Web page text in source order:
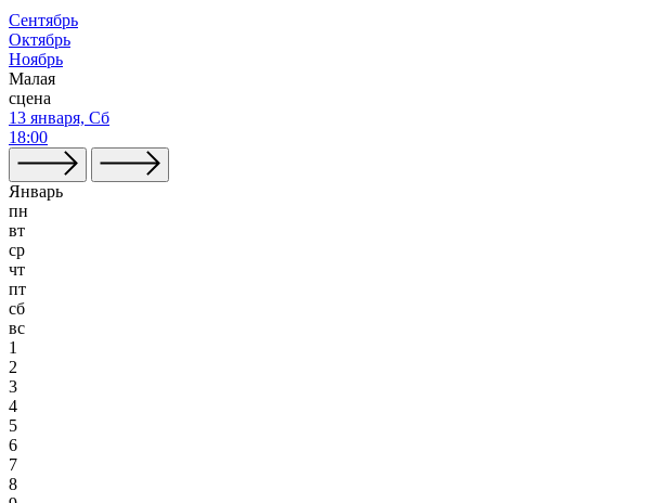
Сентябрь
Октябрь
Ноябрь
Малая
сцена
13 января, Сб
18:00
Январь
пн
вт
ср
чт
пт
сб
вс
1
2
3
4
5
6
7
8